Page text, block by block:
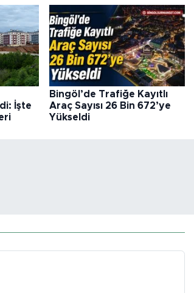
İşte
Bingöl’de Trafiğe Kayıtlı
Araç Sayısı 26 Bin 672’ye
Yükseldi